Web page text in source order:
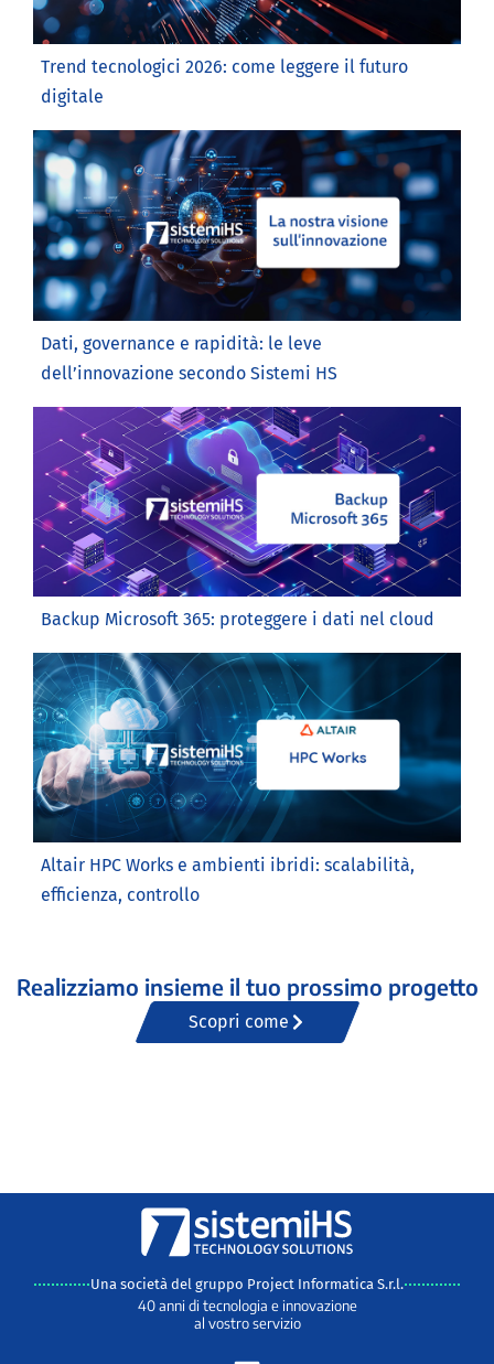
Trend tecnologici 2026: come leggere il futuro
digitale
Dati, governance e rapidità: le leve
dell’innovazione secondo Sistemi HS
Backup Microsoft 365: proteggere i dati nel cloud
Altair HPC Works e ambienti ibridi: scalabilità,
efficienza, controllo
Realizziamo insieme il tuo prossimo progetto
Scopri come
Una società del gruppo Project Informatica S.r.l.
40 anni di tecnologia e innovazione
al vostro servizio